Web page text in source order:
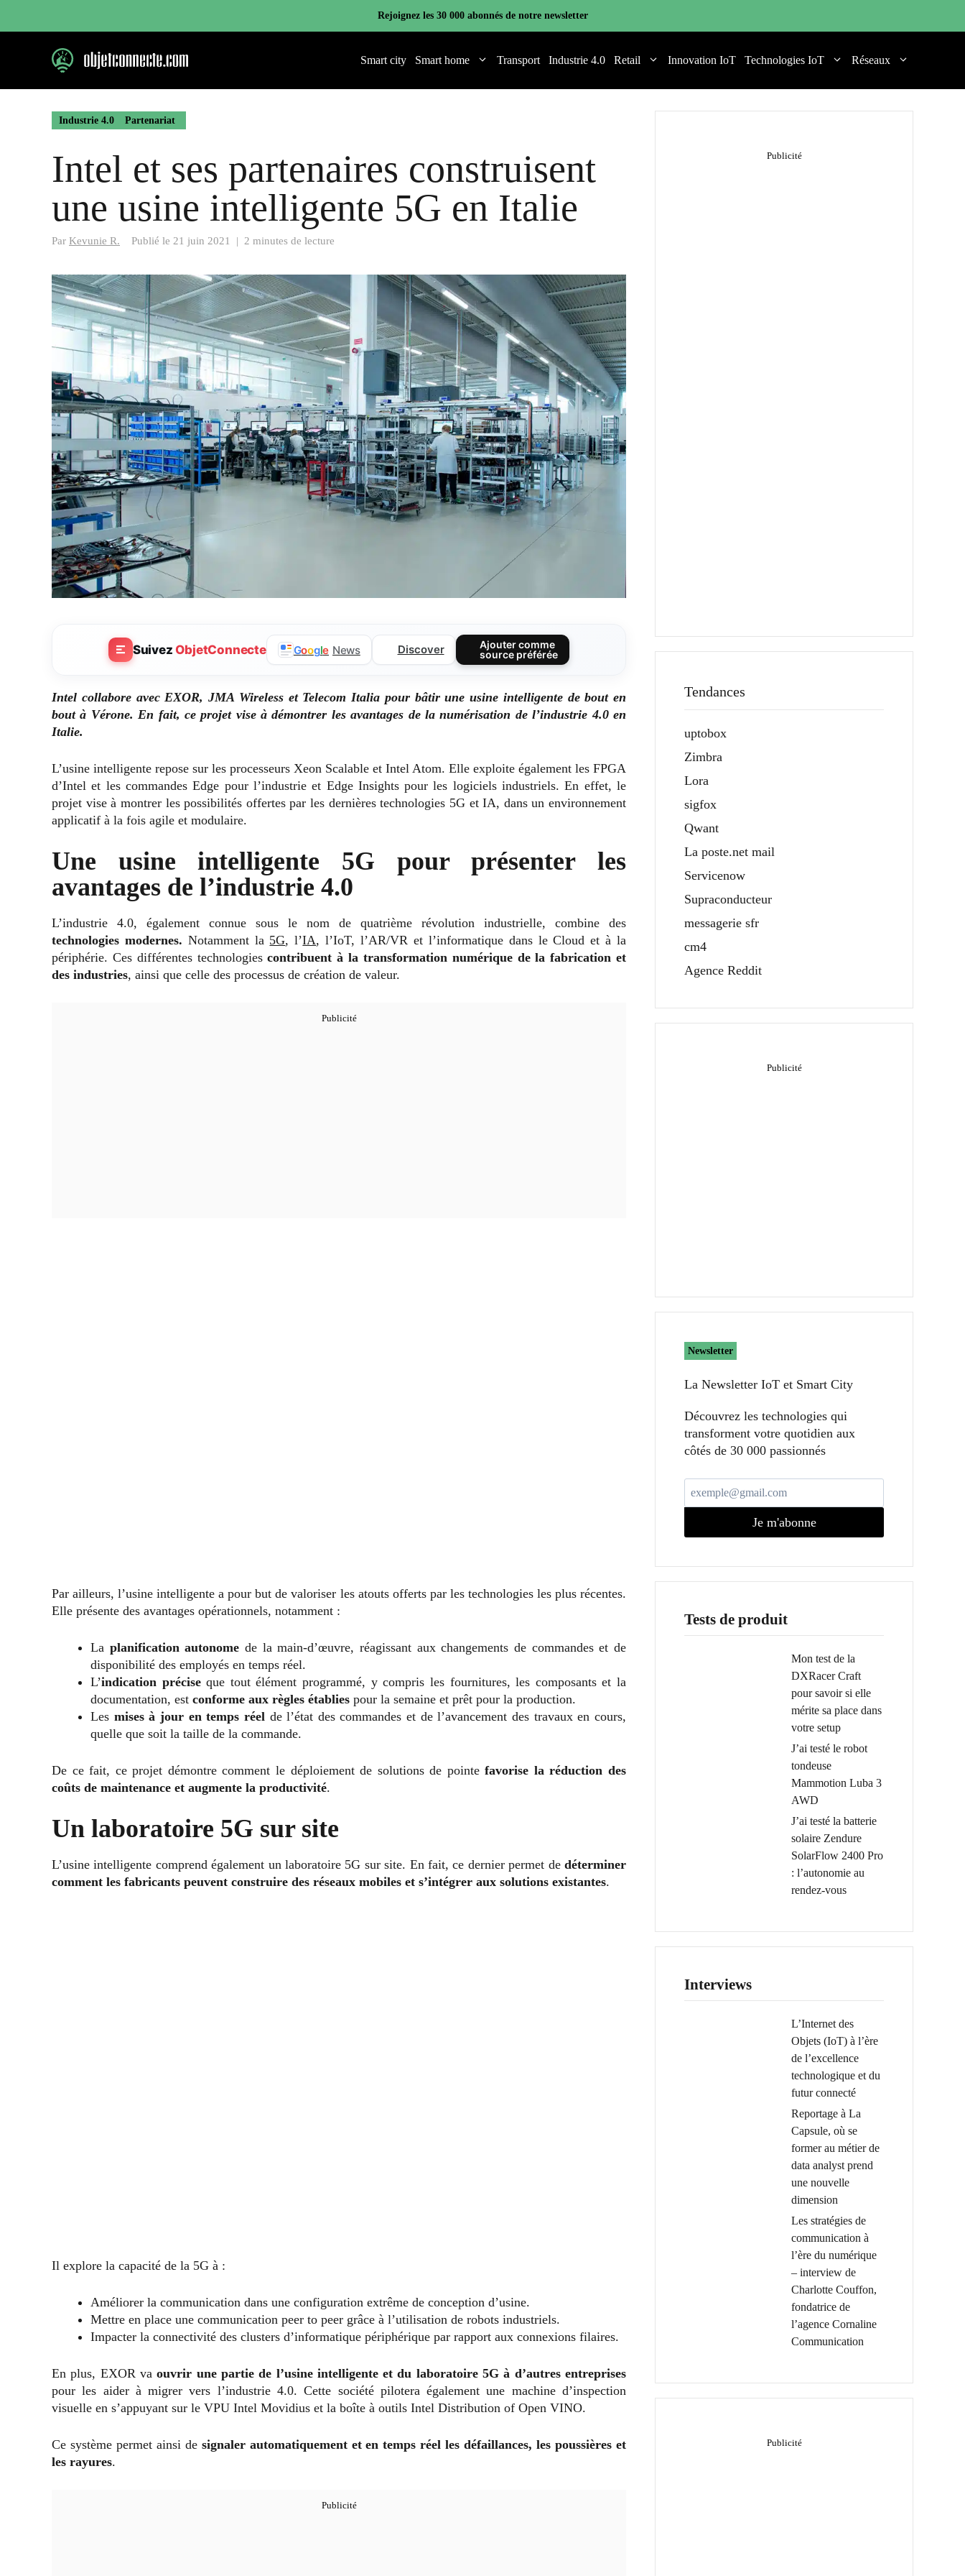
Rejoignez les 30 000 abonnés de notre newsletter
Smart city Smart home Transport Industrie 4.0 Retail Innovation IoT Technologies IoT Réseaux
Industrie 4.0 Partenariat
Intel et ses partenaires construisent
une usine intelligente 5G en Italie
Par Kevunie R. Publié le 21 juin 2021 | 2 minutes de lecture
SuivezObjetConnecte Google News Discover
Ajouter comme
source préférée
Intel collabore avec EXOR, JMA Wireless et Telecom Italia pour bâtir une usine intelligente de bout en
bout à Vérone. En fait, ce projet vise à démontrer les avantages de la numérisation de l’industrie 4.0 en
Italie.
L’usine intelligente repose sur les processeurs Xeon Scalable et Intel Atom. Elle exploite également les FPGA
d’Intel et les commandes Edge pour l’industrie et Edge Insights pour les logiciels industriels. En effet, le
projet vise à montrer les possibilités offertes par les dernières technologies 5G et IA, dans un environnement
applicatif à la fois agile et modulaire.
Une usine intelligente 5G pour présenter les
avantages de l’industrie 4.0
L’industrie 4.0, également connue sous le nom de quatrième révolution industrielle, combine des
technologies modernes. Notamment la 5G, l’IA, l’IoT, l’AR/VR et l’informatique dans le Cloud et à la
périphérie. Ces différentes technologiescontribuent à la transformation numérique de la fabrication et
des industries, ainsi que celle des processus de création de valeur.
Par ailleurs, l’usine intelligente a pour but de valoriser les atouts offerts par les technologies les plus récentes.
Elle présente des avantages opérationnels, notamment :
La planification autonomede la main-d’œuvre, réagissant aux changements de commandes et de
disponibilité des employés en temps réel.
L’indication préciseque tout élément programmé, y compris les fournitures, les composants et la
documentation, est conforme aux règles établies pour la semaine et prêt pour la production.
Les mises à jour en temps réelde l’état des commandes et de l’avancement des travaux en cours,
quelle que soit la taille de la commande.
De ce fait, ce projet démontre comment le déploiement de solutions de pointefavorise la réduction des
coûts de maintenance et augmente la productivité.
Un laboratoire 5G sur site
L’usine intelligente comprend également un laboratoire 5G sur site. En fait, ce dernier permet de déterminer
comment les fabricants peuvent construire des réseaux mobiles et s’intégrer aux solutions existantes.
Il explore la capacité de la 5G à :
Améliorer la communication dans une configuration extrême de conception d’usine.
Mettre en place une communication peer to peer grâce à l’utilisation de robots industriels.
Impacter la connectivité des clusters d’informatique périphérique par rapport aux connexions filaires.
En plus, EXOR vaouvrir une partie de l’usine intelligente et du laboratoire 5G à d’autres entreprises
pour les aider à migrer vers l’industrie 4.0. Cette société pilotera également une machine d’inspection
visuelle en s’appuyant sur le VPU Intel Movidius et la boîte à outils Intel Distribution of Open VINO.
Ce système permet ainsi de signaler automatiquement et en temps réel les défaillances, les poussières et
les rayures.
Tendances
uptobox
Zimbra
Lora
sigfox
Qwant
La poste.net mail
Servicenow
Supraconducteur
messagerie sfr
cm4
Agence Reddit
Newsletter
La Newsletter IoT et Smart City​
Découvrez les technologies qui
transforment votre quotidien aux
côtés de 30 000 passionnés
Je m'abonne
Tests de produit
Mon test de la
DXRacer Craft
pour savoir si elle
mérite sa place dans
votre setup
J’ai testé le robot
tondeuse
Mammotion Luba 3
AWD
J’ai testé la batterie
solaire Zendure
SolarFlow 2400 Pro
: l’autonomie au
rendez-vous
Interviews
L’Internet des
Objets (IoT) à l’ère
de l’excellence
technologique et du
futur connecté
Reportage à La
Capsule, où se
former au métier de
data analyst prend
une nouvelle
dimension
Les stratégies de
communication à
l’ère du numérique
– interview de
Charlotte Couffon,
fondatrice de
l’agence Cornaline
Communication